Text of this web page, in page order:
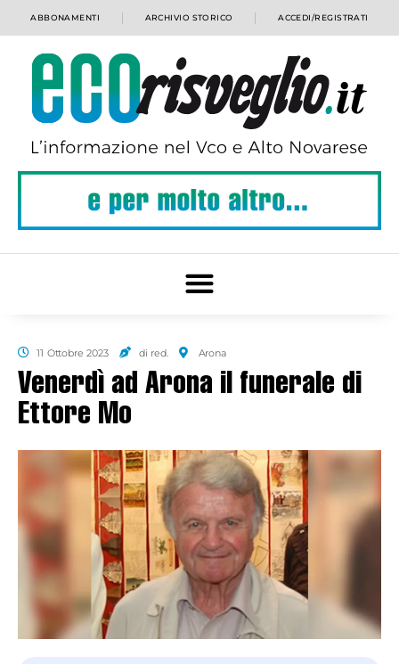
ABBONAMENTI ARCHIVIO STORICO ACCEDI/REGISTRATI
11 Ottobre 2023 di red. Arona
Venerdì ad Arona il funerale di
Ettore Mo